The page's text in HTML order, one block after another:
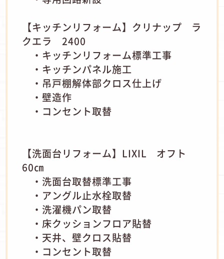
【キッチンリフォーム】クリナップ ラ
クエラ 2400
・キッチンリフォーム標準工事
・キッチンパネル施工
・吊戸棚解体部クロス仕上げ
・壁造作
・コンセント取替
【洗面台リフォーム】LIXIL オフト
60㎝
・洗面台取替標準工事
・アングル止水栓取替
・洗濯機パン取替
・床クッションフロア貼替
・天井、壁クロス貼替
・コンセント取替